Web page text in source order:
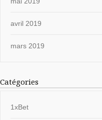
avril 2019
mars 2019
Catégories
1xBet